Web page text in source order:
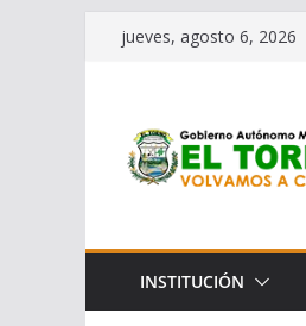
Saltarjueves, agosto 6, 2026
INSTITUCIÓN